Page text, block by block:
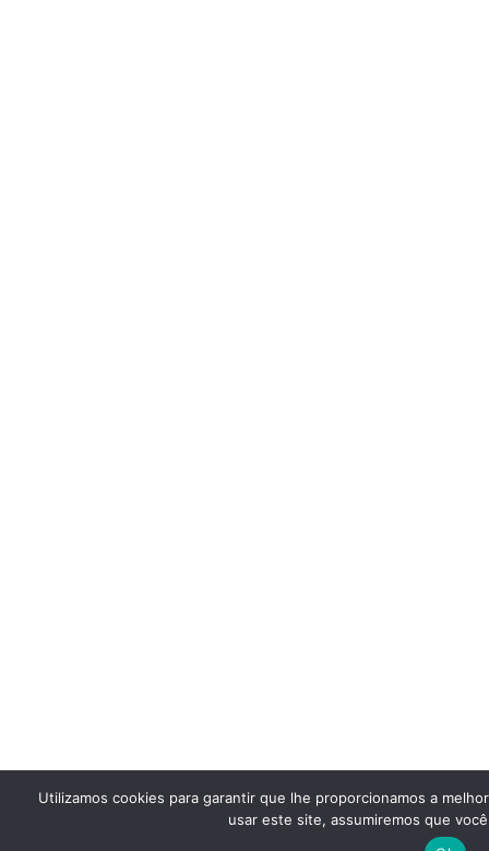
Utilizamos cookies para garantir que lhe proporcionamos a
usar este site, assumiremos que